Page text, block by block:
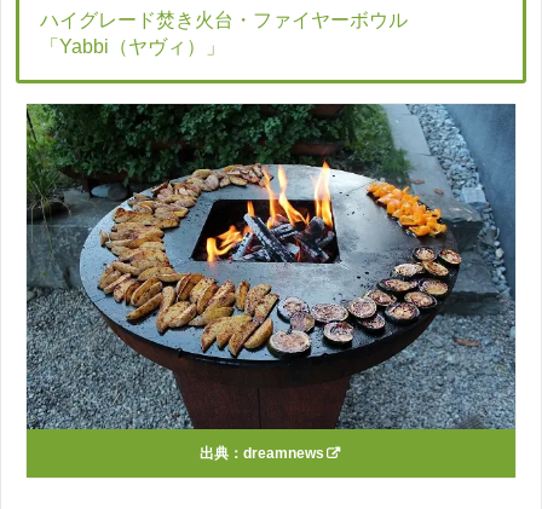
ハイグレード焚き火台・ファイヤーボウル
「Yabbi（ヤヴィ）」
出典： dreamnews